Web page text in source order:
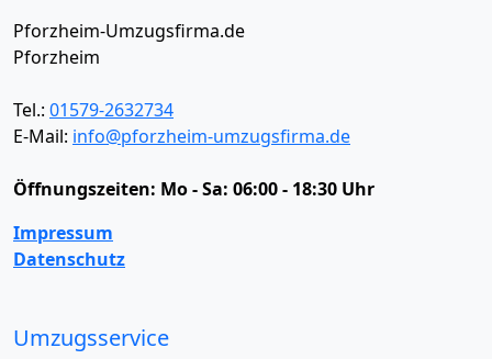
Pforzheim-Umzugsfirma.de
Pforzheim
Tel.: 01579-2632734
E-Mail: info@pforzheim-umzugsfirma.de
Öffnungszeiten: Mo - Sa: 06:00 - 18:30 Uhr
Impressum
Datenschutz
Umzugsservice